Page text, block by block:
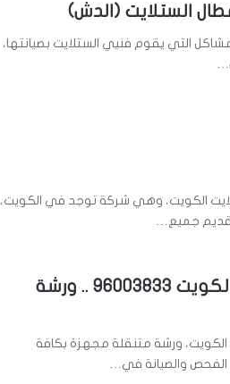
الستلايت (الدش)
التي يقوم فنيي الستلايت بصيانتها،
الكويت، وهي شركة توجد في الكويت،
جميع…
رقم فني ستلايت رخيص في الكويت 96003833 .. ورشة
ورشة متنقلة مجهزة بكافة
الفحص والصيانة في…